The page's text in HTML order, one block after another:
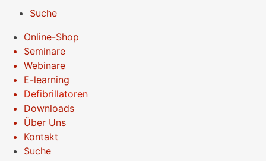
Suche
Online-Shop
Seminare
Webinare
E-learning
Defibrillatoren
Downloads
Über Uns
Kontakt
Suche